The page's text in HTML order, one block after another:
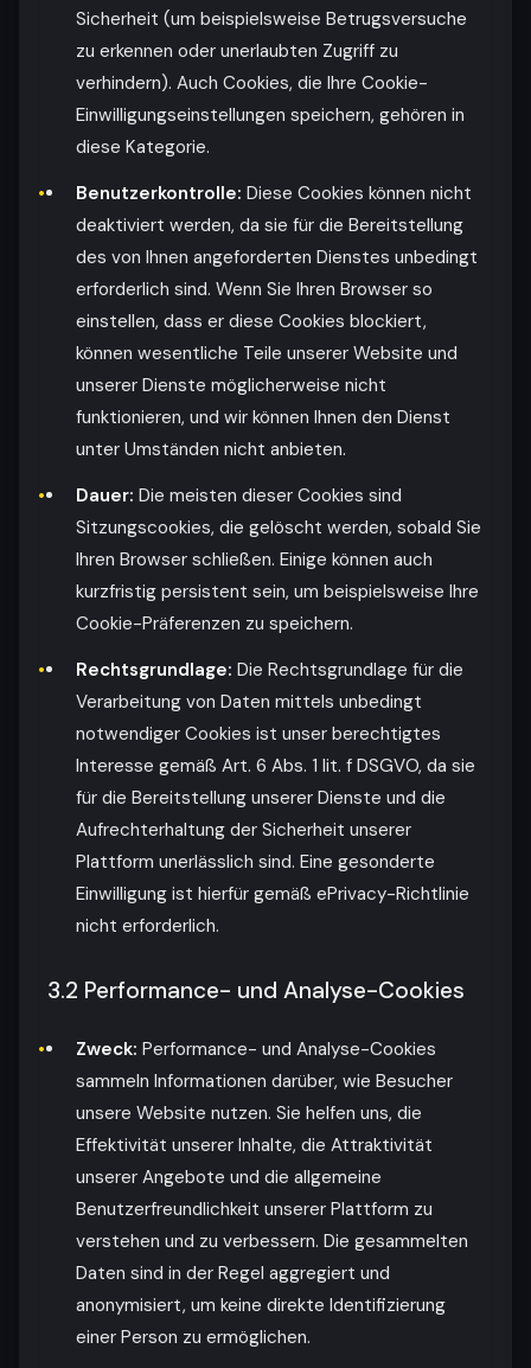
Sicherheit (um beispielsweise Betrugsversuche
zu erkennen oder unerlaubten Zugriff zu
verhindern). Auch Cookies, die Ihre Cookie-
Einwilligungseinstellungen speichern, gehören in
diese Kategorie.
Benutzerkontrolle: Diese Cookies können nicht
deaktiviert werden, da sie für die Bereitstellung
des von Ihnen angeforderten Dienstes unbedingt
erforderlich sind. Wenn Sie Ihren Browser so
einstellen, dass er diese Cookies blockiert,
können wesentliche Teile unserer Website und
unserer Dienste möglicherweise nicht
funktionieren, und wir können Ihnen den Dienst
unter Umständen nicht anbieten.
Dauer: Die meisten dieser Cookies sind
Sitzungscookies, die gelöscht werden, sobald Sie
Ihren Browser schließen. Einige können auch
kurzfristig persistent sein, um beispielsweise Ihre
Cookie-Präferenzen zu speichern.
Rechtsgrundlage: Die Rechtsgrundlage für die
Verarbeitung von Daten mittels unbedingt
notwendiger Cookies ist unser berechtigtes
Interesse gemäß Art. 6 Abs. 1 lit. f DSGVO, da sie
für die Bereitstellung unserer Dienste und die
Aufrechterhaltung der Sicherheit unserer
Plattform unerlässlich sind. Eine gesonderte
Einwilligung ist hierfür gemäß ePrivacy-Richtlinie
nicht erforderlich.
3.2 Performance- und Analyse-Cookies
Zweck: Performance- und Analyse-Cookies
sammeln Informationen darüber, wie Besucher
unsere Website nutzen. Sie helfen uns, die
Effektivität unserer Inhalte, die Attraktivität
unserer Angebote und die allgemeine
Benutzerfreundlichkeit unserer Plattform zu
verstehen und zu verbessern. Die gesammelten
Daten sind in der Regel aggregiert und
anonymisiert, um keine direkte Identifizierung
einer Person zu ermöglichen.